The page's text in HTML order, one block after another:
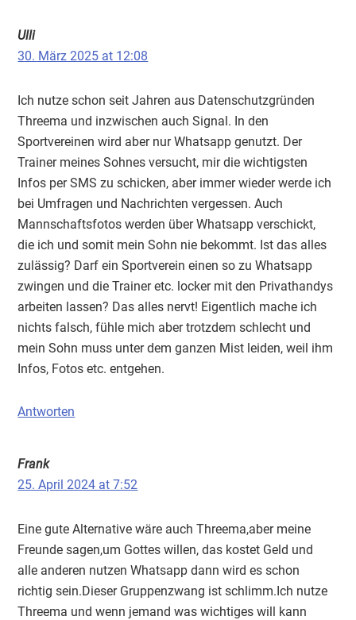
Ulli
30. März 2025 at 12:08
Ich nutze schon seit Jahren aus Datenschutzgründen
Threema und inzwischen auch Signal. In den
Sportvereinen wird aber nur Whatsapp genutzt. Der
Trainer meines Sohnes versucht, mir die wichtigsten
Infos per SMS zu schicken, aber immer wieder werde ich
bei Umfragen und Nachrichten vergessen. Auch
Mannschaftsfotos werden über Whatsapp verschickt,
die ich und somit mein Sohn nie bekommt. Ist das alles
zulässig? Darf ein Sportverein einen so zu Whatsapp
zwingen und die Trainer etc. locker mit den Privathandys
arbeiten lassen? Das alles nervt! Eigentlich mache ich
nichts falsch, fühle mich aber trotzdem schlecht und
mein Sohn muss unter dem ganzen Mist leiden, weil ihm
Infos, Fotos etc. entgehen.
Antworten
Frank
25. April 2024 at 7:52
Eine gute Alternative wäre auch Threema,aber meine
Freunde sagen,um Gottes willen, das kostet Geld und
alle anderen nutzen Whatsapp dann wird es schon
richtig sein.Dieser Gruppenzwang ist schlimm.Ich nutze
Threema und wenn jemand was wichtiges will kann